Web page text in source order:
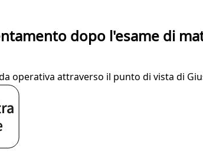
dopo l'esame di
operativa attraverso il punto di vista di